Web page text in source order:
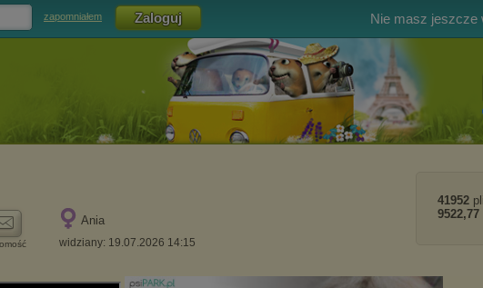
zapomniałem Nie masz jeszcze
Ania
widziany: 19.07.2026 14:15
41952
9522,77